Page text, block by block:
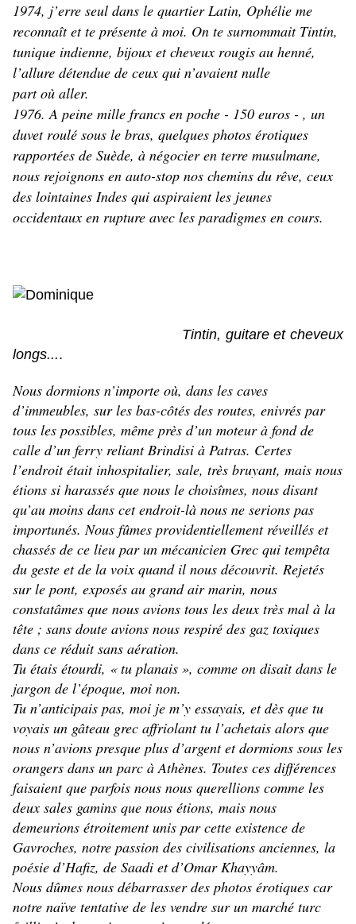
1974, j’erre seul dans le quartier Latin, Ophélie me
reconnaît et te présente à moi. On te surnommait Tintin,
tunique indienne, bijoux et cheveux rougis au henné,
l’allure détendue de ceux qui n’avaient nulle
part où aller.
1976. A peine mille francs en poche - 150 euros - , un
duvet roulé sous le bras, quelques photos érotiques
rapportées de Suède, à négocier en terre musulmane,
nous rejoignons en auto-stop nos chemins du rêve, ceux
des lointaines Indes qui aspiraient les jeunes
occidentaux en rupture avec les paradigmes en cours.
Tintin, guitare et cheveux
longs....
Nous dormions n’importe où, dans les caves
d’immeubles, sur les bas-côtés des routes, enivrés par
tous les possibles, même près d’un moteur à fond de
calle d’un ferry reliant Brindisi à Patras. Certes
l’endroit était inhospitalier, sale, très bruyant, mais nous
étions si harassés que nous le choisîmes, nous disant
qu’au moins dans cet endroit-là nous ne serions pas
importunés. Nous fûmes providentiellement réveillés et
chassés de ce lieu par un mécanicien Grec qui tempêta
du geste et de la voix quand il nous découvrit. Rejetés
sur le pont, exposés au grand air marin, nous
constatâmes que nous avions tous les deux très mal à la
tête ; sans doute avions nous respiré des gaz toxiques
dans ce réduit sans aération.
Tu étais étourdi, « tu planais », comme on disait dans le
jargon de l’époque, moi non.
Tu n’anticipais pas, moi je m’y essayais, et dès que tu
voyais un gâteau grec affriolant tu l’achetais alors que
nous n’avions presque plus d’argent et dormions sous les
orangers dans un parc à Athènes. Toutes ces différences
faisaient que parfois nous nous querellions comme les
deux sales gamins que nous étions, mais nous
demeurions étroitement unis par cette existence de
Gavroches, notre passion des civilisations anciennes, la
poésie d’Hafiz, de Saadi et d’Omar Khayyâm.
Nous dûmes nous débarrasser des photos érotiques car
notre naïve tentative de les vendre sur un marché turc